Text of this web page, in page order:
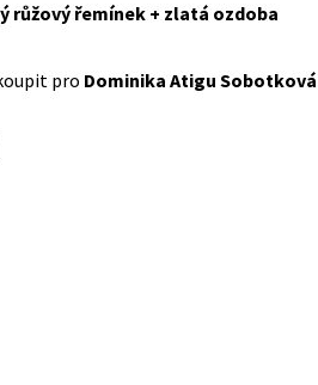
růžový řemínek + zlatá ozdoba
pro Dominika Atigu Sobotková